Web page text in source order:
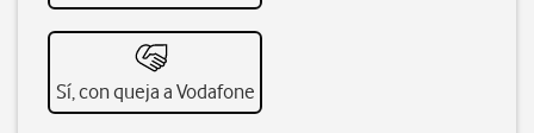
Sí, con queja a Vodafone